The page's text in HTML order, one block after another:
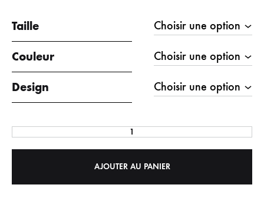
Taille
Couleur
Design
AJOUTER AU PANIER